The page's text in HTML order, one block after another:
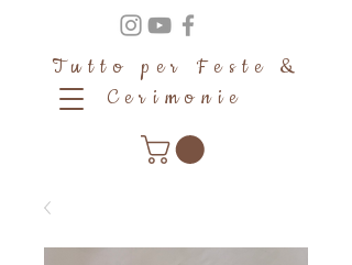
Tutto per Feste &
Cerimonie